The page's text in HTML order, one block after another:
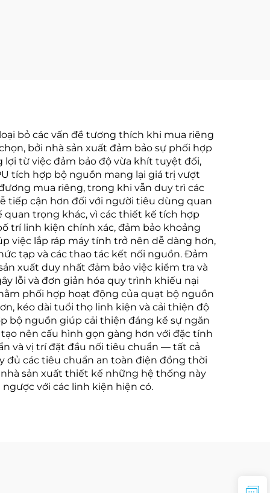
bỏ các vấn đề tương thích khi mua riêng
bởi nhà sản xuất đảm bảo sự phối hợp
lợi từ việc đảm bảo độ vừa khít tuyệt đối,
tích hợp bộ nguồn mang lại giá trị vượt
mua riêng, trong khi vẫn duy trì các
tiếp cận hơn đối với người tiêu dùng quan
trọng khác, vì các thiết kế tích hợp
trí linh kiện chính xác, đảm bảo khoảng
việc lắp ráp máy tính trở nên dễ dàng hơn,
tạp và các thao tác kết nối nguồn. Đảm
xuất duy nhất đảm bảo việc kiểm tra và
lỗi và đơn giản hóa quy trình khiếu nại
phối hợp hoạt động của quạt bộ nguồn
kéo dài tuổi thọ linh kiện và cải thiện độ
bộ nguồn giúp cải thiện đáng kể sự ngăn
nên cấu hình gọn gàng hơn với đặc tính
và vị trí đặt đầu nối tiêu chuẩn — tất cả
đủ các tiêu chuẩn an toàn điện đồng thời
sản xuất thiết kế những hệ thống này
với các linh kiện hiện có.